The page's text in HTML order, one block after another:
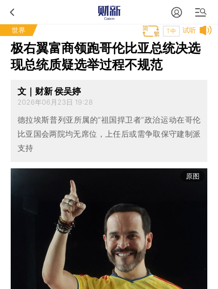
世界 试听
T中
极右翼富商领跑哥伦比亚总统决选
现总统质疑选举过程不规范
文｜财新 侯吴婷
2026年06月23日 19:28
德拉埃斯普列亚所属的“祖国捍卫者”政治运动在哥伦
比亚国会两院均无席位，上任后或需争取保守建制派
支持
原图